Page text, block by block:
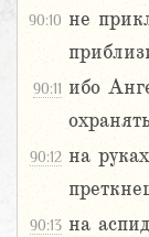
90:10 не
90:11 ибо
90:12 на
90:13 на